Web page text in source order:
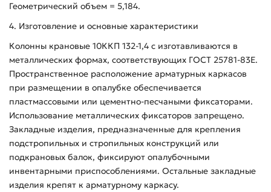
Геометрический объем = 5,184.
4. Изготовление и основные характеристики
Колонны крановые 10ККП 132-1,4 с изготавливаются в
металлических формах, соответствующих ГОСТ 25781-83Е.
Пространственное расположение арматурных каркасов
при размещении в опалубке обеспечивается
пластмассовыми или цементно-песчаными фиксаторами.
Использование металлических фиксаторов запрещено.
Закладные изделия, предназначенные для крепления
подстропильных и стропильных конструкций или
подкрановых балок, фиксируют опалубочными
инвентарными приспособлениями. Остальные закладные
изделия крепят к арматурному каркасу.